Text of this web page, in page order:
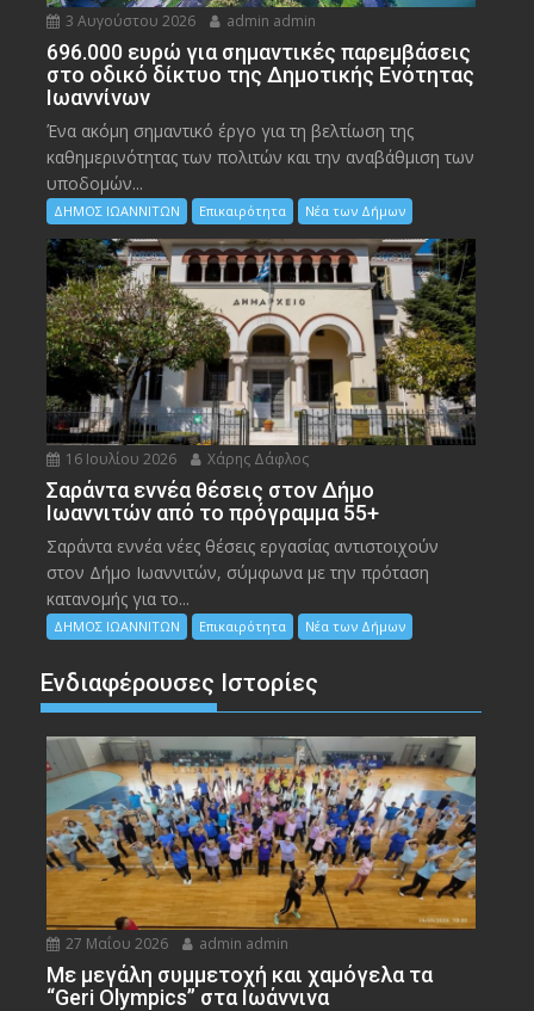
3 Αυγούστου 2026 admin admin
696.000 ευρώ για σημαντικές παρεμβάσεις
στο οδικό δίκτυο της Δημοτικής Ενότητας
Ιωαννίνων
Ένα ακόμη σημαντικό έργο για τη βελτίωση της
καθημερινότητας των πολιτών και την αναβάθμιση των
υποδομών...
ΔΗΜΟΣ ΙΩΑΝΝΙΤΩΝ Επικαιρότητα Νέα των Δήμων
16 Ιουλίου 2026 Χάρης Δάφλος
Σαράντα εννέα θέσεις στον Δήμο
Ιωαννιτών από το πρόγραμμα 55+
Σαράντα εννέα νέες θέσεις εργασίας αντιστοιχούν
στον Δήμο Ιωαννιτών, σύμφωνα με την πρόταση
κατανομής για το...
ΔΗΜΟΣ ΙΩΑΝΝΙΤΩΝ Επικαιρότητα Νέα των Δήμων
Ενδιαφέρουσες Ιστορίες
27 Μαΐου 2026 admin admin
Με μεγάλη συμμετοχή και χαμόγελα τα
“Geri Olympics” στα Ιωάννινα